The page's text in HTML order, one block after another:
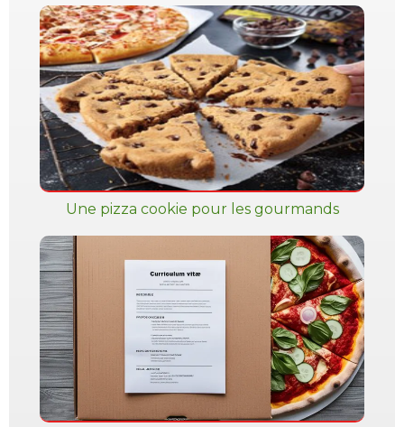
Une pizza cookie pour les gourmands